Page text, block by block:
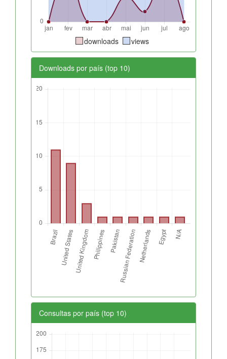
downloads views
Downloads por país (top 10)
Consultas por país (top 10)